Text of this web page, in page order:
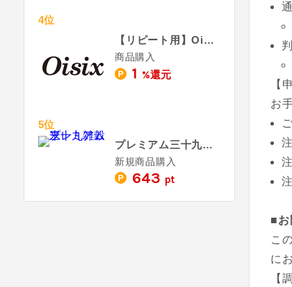
【
お
■お
こ
に
【
4位
【リピート用】Oisix - おいしっくす
商品購入
1 %還元
5位
プレミアム三十九雑穀米
新規商品購入
643 pt